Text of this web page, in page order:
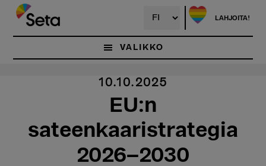
Hyppää
pääsisältöön
LAHJOITA!
VALIKKO
10.10.2025
EU:n
sateenkaaristrategia
2026–2030